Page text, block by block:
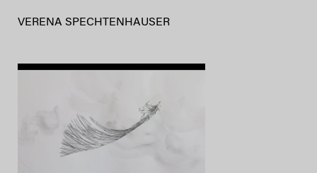
VERENA SPECHTENHAUSER